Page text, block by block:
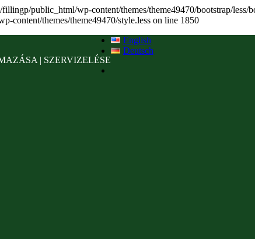
public_html/wp-content/themes/theme49470/bootstrap/less/
content/themes/theme49470/style.less on line 1850
| SZERVIZELÉSE
English
Deutsch